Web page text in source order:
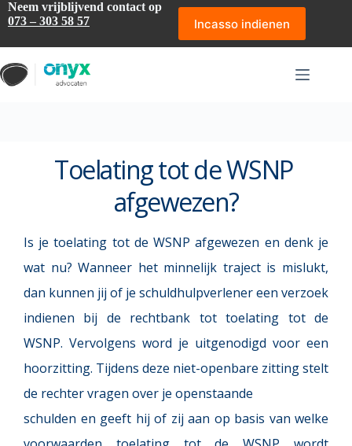
Ga
naar
inhoud
Neem vrijblijvend contact op
073 – 303 58 57
Incasso indienen
Toelating tot de WSNP
afgewezen?
Is je toelating tot de WSNP afgewezen en denk je
wat nu? Wanneer het minnelijk traject is mislukt,
dan kunnen jij of je schuldhulpverlener een verzoek
indienen bij de rechtbank tot toelating tot de
WSNP. Vervolgens word je uitgenodigd voor een
hoorzitting. Tijdens deze niet-openbare zitting stelt
de rechter vragen over je openstaande
schulden en geeft hij of zij aan op basis van welke